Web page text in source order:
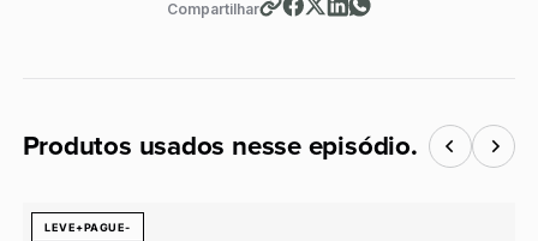
Compartilhar
Produtos usados nesse episódio.
LEVE+PAGUE-